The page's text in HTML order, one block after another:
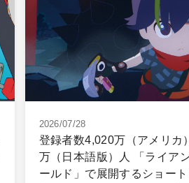
2026/07/28
登録者数4,020万（アメリカ
万（日本語版）人 「ライア
ールド」で展開するショート